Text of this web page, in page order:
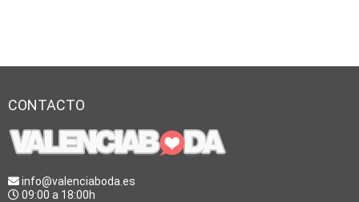
CONTACTO
info@valenciaboda.es
09:00 a 18:00h